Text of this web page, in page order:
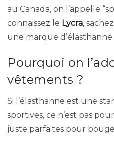
au Canada, on l’appelle
connaissez le Lycra,
une marque d’élasthanne.
Pourquoi on
vêtements ?
Si l’élasthanne est une
sportives, ce n’est pas
juste parfaites pour